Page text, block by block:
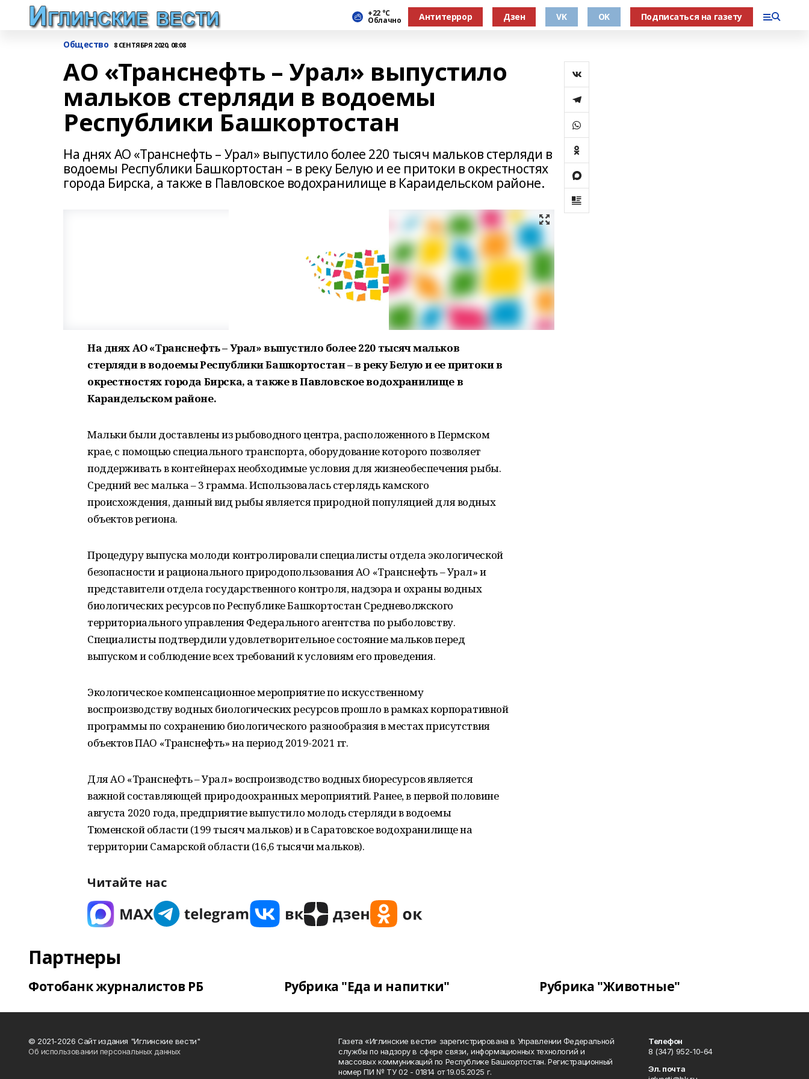
+22 °С
Облачно Антитеррор Дзен VK OK Подписаться на газету
Общество 8 СЕНТЯБРЯ 2020, 08:08
АО «Транснефть – Урал» выпустило
мальков стерляди в водоемы
Республики Башкортостан
На днях АО «Транснефть – Урал» выпустило более 220 тысяч мальков стерляди в
водоемы Республики Башкортостан – в реку Белую и ее притоки в окрестностях
города Бирска, а также в Павловское водохранилище в Караидельском районе.
На днях АО «Транснефть – Урал» выпустило более 220 тысяч мальков
стерляди в водоемы Республики Башкортостан – в реку Белую и ее притоки в
окрестностях города Бирска, а также в Павловское водохранилище в
Караидельском районе.
Мальки были доставлены из рыбоводного центра, расположенного в Пермском
крае, с помощью специального транспорта, оборудование которого позволяет
поддерживать в контейнерах необходимые условия для жизнеобеспечения рыбы.
Средний вес малька – 3 грамма. Использовалась стерлядь камского
происхождения, данный вид рыбы является природной популяцией для водных
объектов региона.
Процедуру выпуска молоди контролировали специалисты отдела экологической
безопасности и рационального природопользования АО «Транснефть – Урал» и
представители отдела государственного контроля, надзора и охраны водных
биологических ресурсов по Республике Башкортостан Средневолжского
территориального управления Федерального агентства по рыболовству.
Специалисты подтвердили удовлетворительное состояние мальков перед
выпуском и соблюдение всех требований к условиям его проведения.
Экологическое компенсационное мероприятие по искусственному
воспроизводству водных биологических ресурсов прошло в рамках корпоративной
программы по сохранению биологического разнообразия в местах присутствия
объектов ПАО «Транснефть» на период 2019-2021 гг.
Для АО «Транснефть – Урал» воспроизводство водных биоресурсов является
важной составляющей природоохранных мероприятий. Ранее, в первой половине
августа 2020 года, предприятие выпустило молодь стерляди в водоемы
Тюменской области (199 тысяч мальков) и в Саратовское водохранилище на
территории Самарской области (16,6 тысячи мальков).
Читайте нас
Партнеры
Фотобанк журналистов РБ Рубрика "Еда и напитки" Рубрика "Животные"
© 2021-2026 Сайт издания "Иглинские вести"
Об использовании персональных данных
Газета «Иглинские вести» зарегистрирована в Управлении Федеральной
службы по надзору в сфере связи, информационных технологий и
массовых коммуникаций по Республике Башкортостан. Регистрационный
номер ПИ № ТУ 02 - 01814 от 19.05.2025 г.
Телефон
8 (347) 952-10-64
Эл. почта